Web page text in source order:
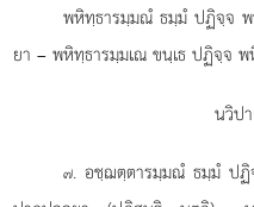
พหิทฺธารมฺมณํ ธมฺมํ ปฏิจฺจ
ยา – พหิทฺธารมฺมเณ ขนฺเธ ปฏิจฺจ
นวิป
๗. อชฺฌตฺตารมฺมณํ ธมฺมํ ป